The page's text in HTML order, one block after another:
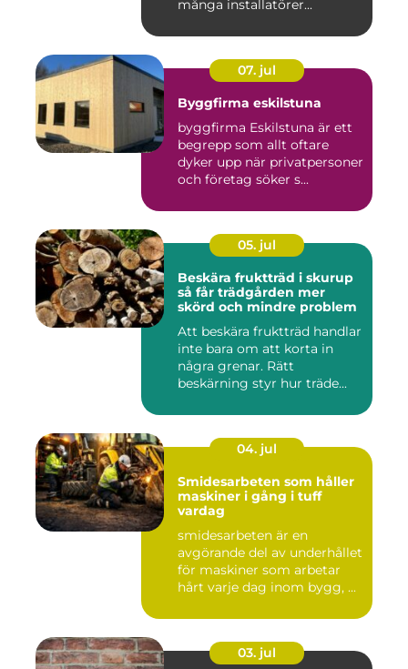
många installatörer...
07. jul
Byggfirma eskilstuna
byggfirma Eskilstuna är ett
begrepp som allt oftare
dyker upp när privatpersoner
och företag söker s...
05. jul
Beskära fruktträd i skurup
så får trädgården mer
skörd och mindre problem
Att beskära fruktträd handlar
inte bara om att korta in
några grenar. Rätt
beskärning styr hur träde...
04. jul
Smidesarbeten som håller
maskiner i gång i tuff
vardag
smidesarbeten är en
avgörande del av underhållet
för maskiner som arbetar
hårt varje dag inom bygg, ...
03. jul